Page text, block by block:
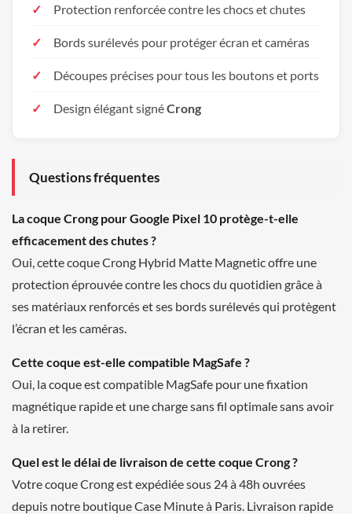
Protection renforcée contre les chocs et chutes
Bords surélevés pour protéger écran et caméras
Découpes précises pour tous les boutons et ports
Design élégant signéCrong
Questions fréquentes
La coque Crong pour Google Pixel 10 protège-t-elle
efficacement des chutes ?
Oui, cette coque Crong Hybrid Matte Magnetic offre une
protection éprouvée contre les chocs du quotidien grâce à
ses matériaux renforcés et ses bords surélevés qui protègent
l’écran et les caméras.
Cette coque est-elle compatible MagSafe ?
Oui, la coque est compatible MagSafe pour une fixation
magnétique rapide et une charge sans fil optimale sans avoir
à la retirer.
Quel est le délai de livraison de cette coque Crong ?
Votre coque Crong est expédiée sous 24 à 48h ouvrées
depuis notre boutique Case Minute à Paris. Livraison rapide